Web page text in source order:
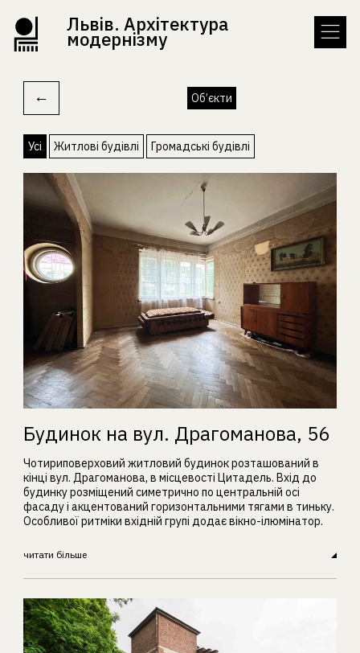
Львів. Архітектура
модернізму
← Об’єкти
Усі Житлові будівлі Громадські будівлі
Будинок на вул. Драгоманова, 56
Чотириповерховий житловий будинок розташований в
кінці вул. Драгоманова, в місцевості Цитадель. Вхід до
будинку розміщений симетрично по центральній осі
фасаду і акцентований горизонтальними тягами в тиньку.
Особливої ритміки вхідній групі додає вікно-ілюмінатор.
читати більше